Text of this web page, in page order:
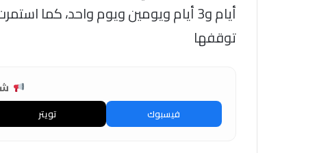
أيام و3 أيام ويومين ويوم واحد، كما
توقفها
فيسبوك تويتر